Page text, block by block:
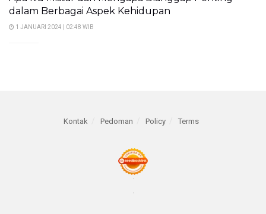
dalam Berbagai Aspek Kehidupan
1 JANUARI 2024 | 02:48 WIB
Kontak Pedoman Policy Terms